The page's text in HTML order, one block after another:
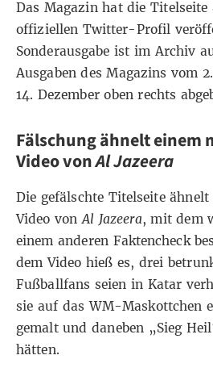
Das Magazin hat die Titelseite
offiziellen Twitter-Profil
Sonderausgabe ist im Archiv
Ausgaben des Magazins vom
14. Dezemberoben rechts
Fälschung ähnelt einem
Video vonAl Jazeera
Die gefälschte Titelseite ähnelt
Video vonAl Jazeera, mit dem
einem anderen Faktencheck
dem Video hieß es, drei
Fußballfans seien in Katar
sie auf das WM-Maskottchen
gemalt und daneben „Sieg
hätten.